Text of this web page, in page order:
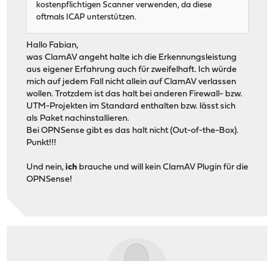
kostenpflichtigen Scanner verwenden, da diese
oftmals ICAP unterstützen.
Hallo Fabian,
was ClamAV angeht halte ich die Erkennungsleistung
aus eigener Erfahrung auch für zweifelhaft. Ich würde
mich auf jedem Fall nicht allein auf ClamAV verlassen
wollen. Trotzdem ist das halt bei anderen Firewall- bzw.
UTM-Projekten im Standard enthalten bzw. lässt sich
als Paket nachinstallieren.
Bei OPNSense gibt es das halt nicht (Out-of-the-Box).
Punkt!!!
Und nein,ich brauche und will kein ClamAV Plugin für die
OPNSense!